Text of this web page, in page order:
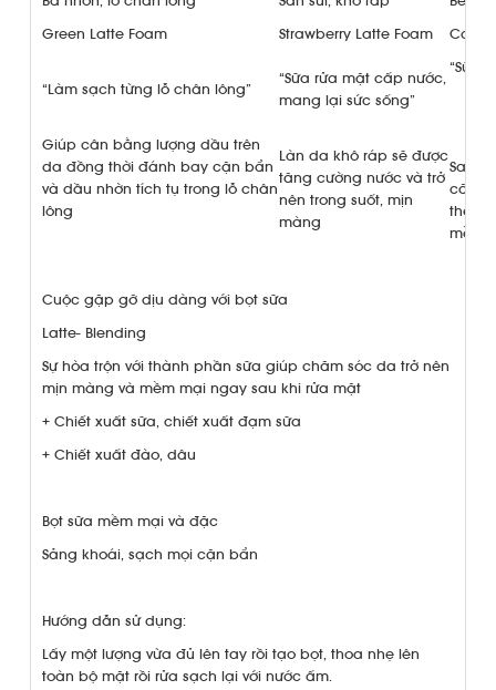
Green Latte Foam
Strawberry Latte Foam
“Làm sạch từng lỗ chân lông”
Giúp cân bằng lượng dầu trên
da đồng thời đánh bay cặn bẩn
và dầu nhờn tích tụ trong lỗ chân
lông
“Sữa rửa mặt cấp nước,
mang lại sức sống”
Làn da khô ráp sẽ được
tăng cường nước và trở
nên trong suốt, mịn
màng
“Sữa
Sau
căng
thêm
mềm
Cuộc gặp gỡ dịu dàng với bọt sữa
Latte- Blending
Sự hòa trộn với thành phần sữa giúp chăm sóc da trở nên
mịn màng và mềm mại ngay sau khi rửa mặt
+ Chiết xuất sữa, chiết xuất đạm sữa
+ Chiết xuất đào, dâu
Bọt sữa mềm mại và đặc
Sảng khoái, sạch mọi cặn bẩn
Hướng dẫn sử dụng:
Lấy một lượng vừa đủ lên tay rồi tạo bọt, thoa nhẹ lên
toàn bộ mặt rồi rửa sạch lại với nước ấm.